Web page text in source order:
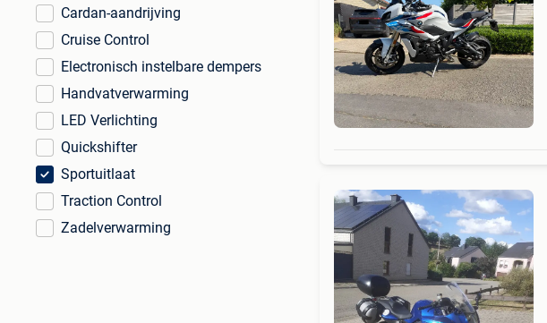
Cardan-aandrijving
Cruise Control
Electronisch instelbare dempers
Handvatverwarming
LED Verlichting
Quickshifter
Sportuitlaat
Traction Control
Zadelverwarming